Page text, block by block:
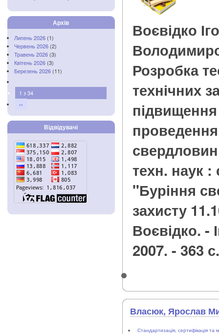
Архів
Липень 2026 (1)
Червень 2026 (2)
Травень 2026 (3)
Квітень 2026 (3)
Березень 2026 (11)
1 з 34
››
Відвідувачі
Воєвідко
Розробка
технічних
підвищення
техн. наук :
"Буріння
захисту
Воєвідко. -
2007. - 363
Власюк, Ярослав
Стандартизація, сертифікація та